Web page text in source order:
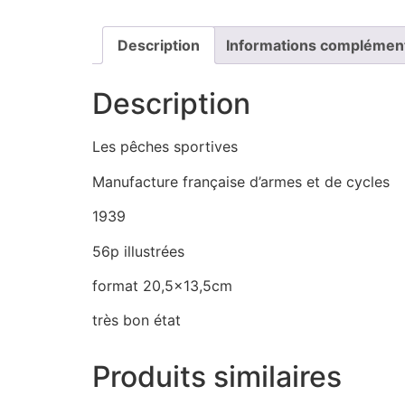
Description Informations
Description
Les pêches sportives
Manufacture française d’armes et de cycles
1939
56p illustrées
format 20,5×13,5cm
très bon état
Produits similaires